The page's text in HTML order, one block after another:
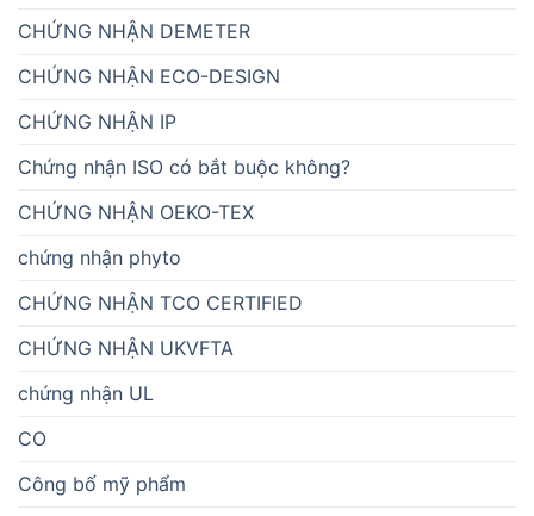
CHỨNG NHẬN DEMETER
CHỨNG NHẬN ECO-DESIGN
CHỨNG NHẬN IP
Chứng nhận ISO có bắt buộc không?
CHỨNG NHẬN OEKO-TEX
chứng nhận phyto
CHỨNG NHẬN TCO CERTIFIED
CHỨNG NHẬN UKVFTA
chứng nhận UL
CO
Công bố mỹ phẩm